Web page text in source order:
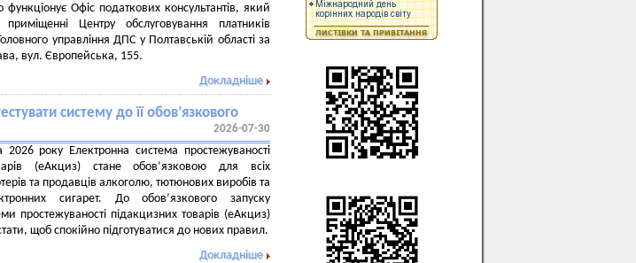
функціонує Офіс податкових консультантів, який
Центру обслуговування платників
управління ДПС у Полтавській області за
вул. Європейська, 155.
Докладніше
систему до її обов’язкового
2026-07-30
року Електронна система простежуваності
(еАкциз) стане обов’язковою для всіх
та продавців алкоголю, тютюнових виробів та
сигарет. До обов’язкового запуску
простежуваності підакцизних товарів (еАкциз)
щоб спокійно підготуватися до нових правил.
Докладніше